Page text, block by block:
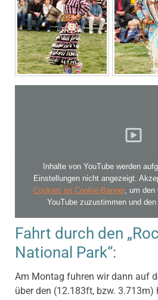
Inhalte von YouTube werden
Einstellungen nicht angezeigt.
Cookies im Cookie-Banner, um den
YouTube zuzustimmen und
Fahrt durch den
National Park“:
Am Montag fuhren wir dann auf
über den (12.183ft, bzw. 3.713m)